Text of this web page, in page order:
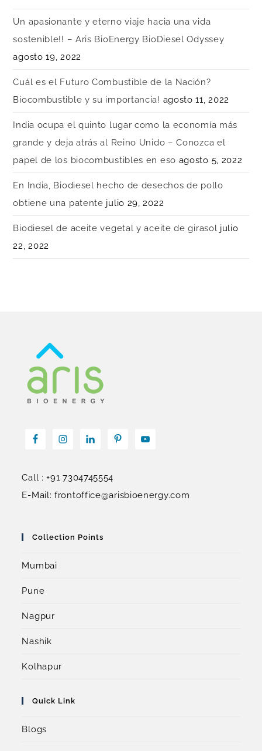
Un apasionante y eterno viaje hacia una vida
sostenible!! – Aris BioEnergy BioDiesel Odyssey
agosto 19, 2022
Cuál es el Futuro Combustible de la Nación?
Biocombustible y su importancia! agosto 11, 2022
India ocupa el quinto lugar como la economía más
grande y deja atrás al Reino Unido – Conozca el
papel de los biocombustibles en eso agosto 5, 2022
En India, Biodiesel hecho de desechos de pollo
obtiene una patente julio 29, 2022
Biodiesel de aceite vegetal y aceite de girasol julio
22, 2022
Call : +91 7304745554
E-Mail: frontoffice@arisbioenergy.com
Collection Points
Mumbai
Pune
Nagpur
Nashik
Kolhapur
Quick Link
Blogs